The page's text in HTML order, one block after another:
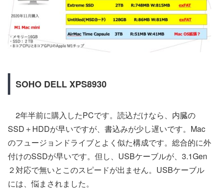
SOHO DELL XPS8930
2年半前に購入したPCです。読込だけなら、内臓の
SSD＋HDDが早いですが、書込みが少し遅いです。Mac
のフュージョンドライブとよく似た構成です。総合的に外
付けのSSDが早いです。但し、USBケーブルが、3.1Gen
２対応で無いとこのスピードが出ません。USBケーブル
には、悩まされました。